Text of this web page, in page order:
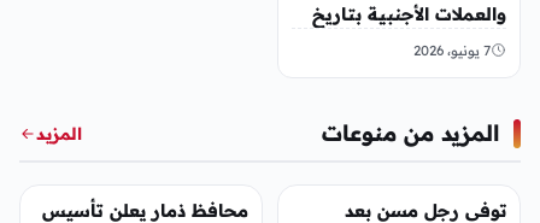
والعملات الأجنبية بتاريخ
الأحد، 7 يونيو 2026
7 يونيو، 2026
المزيد من منوعات المزيد
منوعات
توفى رجل مسن بعد
منوعات
محافظ ذمار يعلن تأسيس